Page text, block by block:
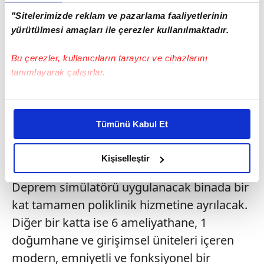
"Sitelerimizde reklam ve pazarlama faaliyetlerinin
yürütülmesi amaçları ile çerezler kullanılmaktadır.
Bu çerezler, kullanıcıların tarayıcı ve cihazlarını
tanımlayarak çalışırlar.
Bu çerezlere izin vermeniz halinde sizlere özel
daha iyi reklam deneyimi yaşatabiliriz. Bunu yaparken
amacımızın size daha iyi bir reklam deneyimi sunmak
olduğunu ve sizlere en iyi içerikleri sunabilmek adına
elimizden gelen çabayı gösterdiğimizi ve bu noktada,
reklamların maliyetlerimizi karşılamak noktasında tek gelir
kalemimiz olduğunu sizlere hatırlatmak isteriz.
Her halükârda, kullanıcılar, bu çerezlere izin vermedikleri
takdirde, kullanıcılara hedefli reklamlar
gösterilmeyecektir."
Tümünü Kabul Et
Kişiselleştir
klinik odası bulunacak.
Deprem simülatörü uygulanacak binada bir
kat tamamen poliklinik hizmetine ayrılacak.
Diğer bir katta ise 6 ameliyathane, 1
doğumhane ve girişimsel üniteleri içeren
modern, emniyetli ve fonksiyonel bir